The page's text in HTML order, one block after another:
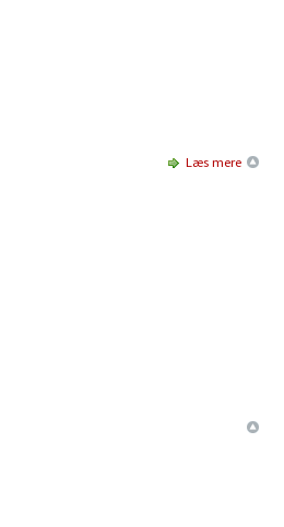
Læs mere